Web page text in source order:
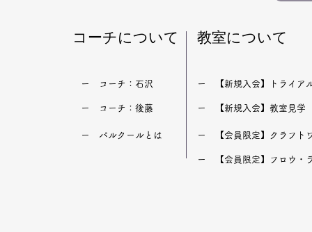
​コーチについて ​教室について
​ー コーチ：石沢 ー 【新規入会】トライア
​ー コーチ：後藤 ​ー 【新規入会】教室見学
​ー パルクールとは ー 【会員限定】クラフト
ー 【会員限定】フロウ・